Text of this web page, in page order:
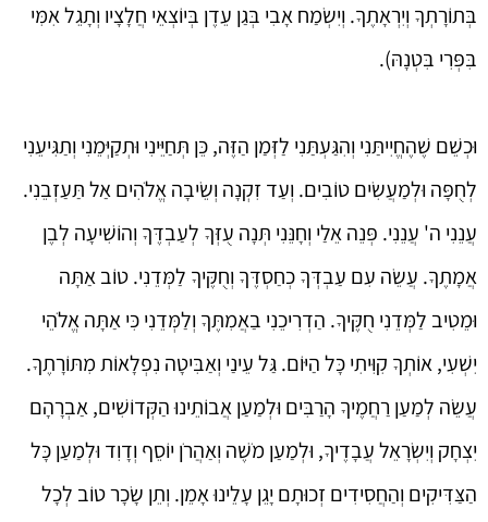
בְּתוֹרָתְךָ וְיִרְאָתֶךָ. וְיִשְׂמַח אָבִי בְּגַן עֵדֶן בְּיוֹצְאֵי חֲלָצָיו וְתָגֵל אִמִּי
בִּפְּרִי בִּטְנָהּ).
וּכְשֵׁם שֶׁהֶחֱיִיתַּנִי וְהִגַּעְתַּנִי לַזְּמַן הַזֶּה, כֵּן תְּחַיֵּינִי וּתְקַיְּמֵנִי וְתַגִּיעֵנִי
לְחֻפָּה וּלְמַעֲשִׂים טוֹבִים. וְעַד זִקְנָה וְשֵׂיבָה אֱלֹהִים אַל תַּעַזְבֵנִי.
עֲנֵנִי ה' עֲנֵנִי. פְּנֵה אֵלַי וְחָנֵּנִי תְּנָה עֻזְּךָ לְעַבְדֶּךָ וְהוֹשִׁיעָה לְבֶן
אֲמָתֶךָ. עֲשֵׂה עִם עַבְדְּךָ כְחַסְדֶּךָ וְחֻקֶּיךָ לַמְּדֵנִי. טוֹב אַתָּה
וּמֵטִיב לַמְּדֵנִי חֻקֶּיךָ. הַדְרִיכֵנִי בַאֲמִתֶּךָ וְלַמְּדֵנִי כִּי אַתָּה אֱלֹהֵי
יִשְׁעִי, אוֹתְךָ קִוִּיתִי כָּל הַיּוֹם. גַּל עֵינַי וְאַבִּיטָה נִפְלָאוֹת מִתּוֹרָתֶךָ.
עֲשֵׂה לְמַעַן רַחֲמֶיךָ הָרַבִּים וּלְמַעַן אֲבוֹתֵינוּ הַקְּדוֹשִׁים, אַבְרָהָם
יִצְחָק וְיִשְׂרָאֵל עֲבָדֶיךָ, וּלְמַעַן מֹשֶׁה וְאַהֲרֹן יוֹסֵף וְדָוִד וּלְמַעַן כָּל
הַצַּדִּיקִים וְהַחֲסִידִים זְכוּתָם יָגֵן עָלֵינוּ אָמֵן. וְתֵן שָׂכָר טוֹב לְכָל